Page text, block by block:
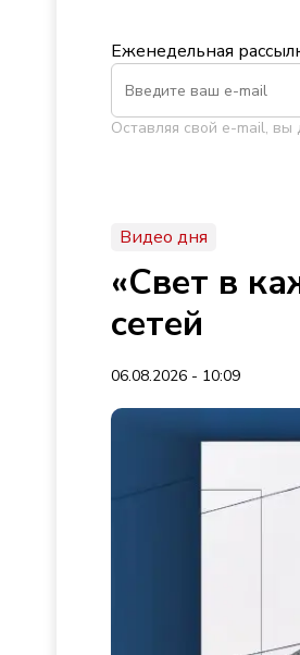
Еженедельная
Оставляя свой e-mail, вы
Видео дня
«Свет в
сетей
06.08.2026 - 10:09